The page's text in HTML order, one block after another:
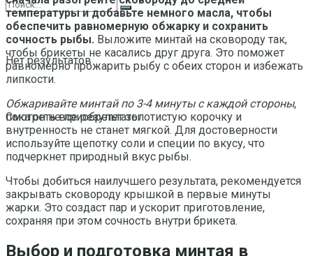
Нет результатов
Смотреть все результаты
температуры и добавьте немного масла, чтобы
обеспечить равномерную обжарку и сохранить
сочность рыбы. Выложите минтай на сковороду так,
чтобы брикеты не касались друг друга. Это поможет
равномерно прожарить рыбу с обеих сторон и избежать
липкости.
Обжаривайте минтай по 3-4 минуты с каждой стороны,
пока он не приобретет золотистую корочку и
внутренность не станет мягкой. Для достоверности
используйте щепотку соли и специи по вкусу, что
подчеркнет природный вкус рыбы.
Чтобы добиться наилучшего результата, рекомендуется
закрывать сковороду крышкой в первые минуты
жарки. Это создаст пар и ускорит приготовление,
сохраняя при этом сочность внутри брикета.
Выбор и подготовка минтая в